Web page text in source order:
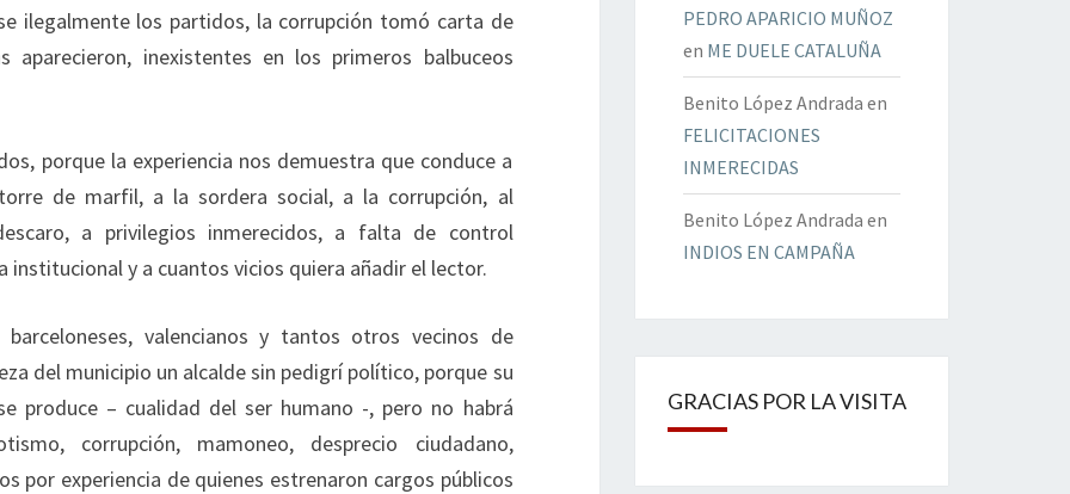
ilegalmente los partidos, la corrupción tomó carta de
inexistentes en los primeros balbuceos
porque la experiencia nos demuestra que conduce a
de marfil, a la sordera social, a la corrupción, al
a privilegios inmerecidos, a falta de control
institucional y a cuantos vicios quiera añadir el lector.
valencianos y tantos otros vecinos de
del municipio un alcalde sin pedigrí político, porque su
produce – cualidad del ser humano -, pero no habrá
corrupción, mamoneo, desprecio ciudadano,
por experiencia de quienes estrenaron cargos públicos
PEDRO APARICIO MUÑOZ
en ME DUELE CATALUÑA
Benito López Andrada en
FELICITACIONES
INMERECIDAS
Benito López Andrada en
INDIOS EN CAMPAÑA
GRACIAS POR LA VISITA